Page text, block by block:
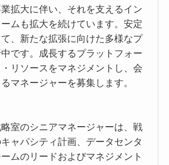
拡大に伴い、それを支えるイン
ムも拡大を続けています。安定
、新たな拡張に向けた多様なプ
です。成長するプラットフォー
リソースをマネジメントし、会
マネージャーを募集します。
室のシニアマネージャーは、戦
ャパシティ計画、データセンタ
ムのリードおよびマネジメント